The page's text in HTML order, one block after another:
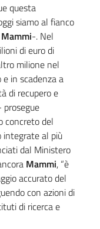
questa
siamo al fianco
Mammi-. Nel
di euro di
milione nel
in scadenza a
di recupero e
concreto del
integrate al più
dal Ministero
Mammi, “è
accurato del
con azioni di
di ricerca e